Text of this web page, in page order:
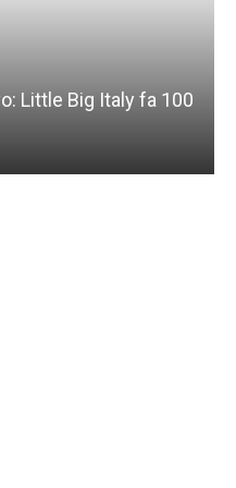
Little Big Italy fa 100